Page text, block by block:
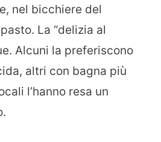
nel bicchiere del
La “delizia al
Alcuni la preferiscono
altri con bagna più
l’hanno resa un